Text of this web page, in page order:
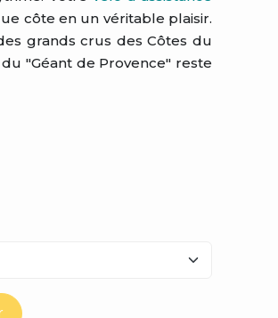
côte en un véritable plaisir.
grands crus des Côtes du
"Géant de Provence" reste